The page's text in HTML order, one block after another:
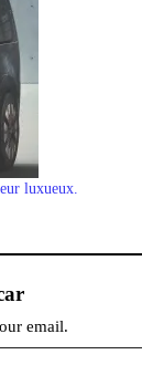
luxueux.
email.